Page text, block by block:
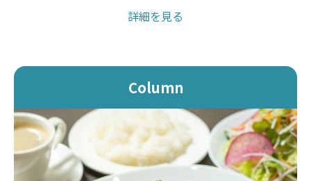
詳細を見る
Column